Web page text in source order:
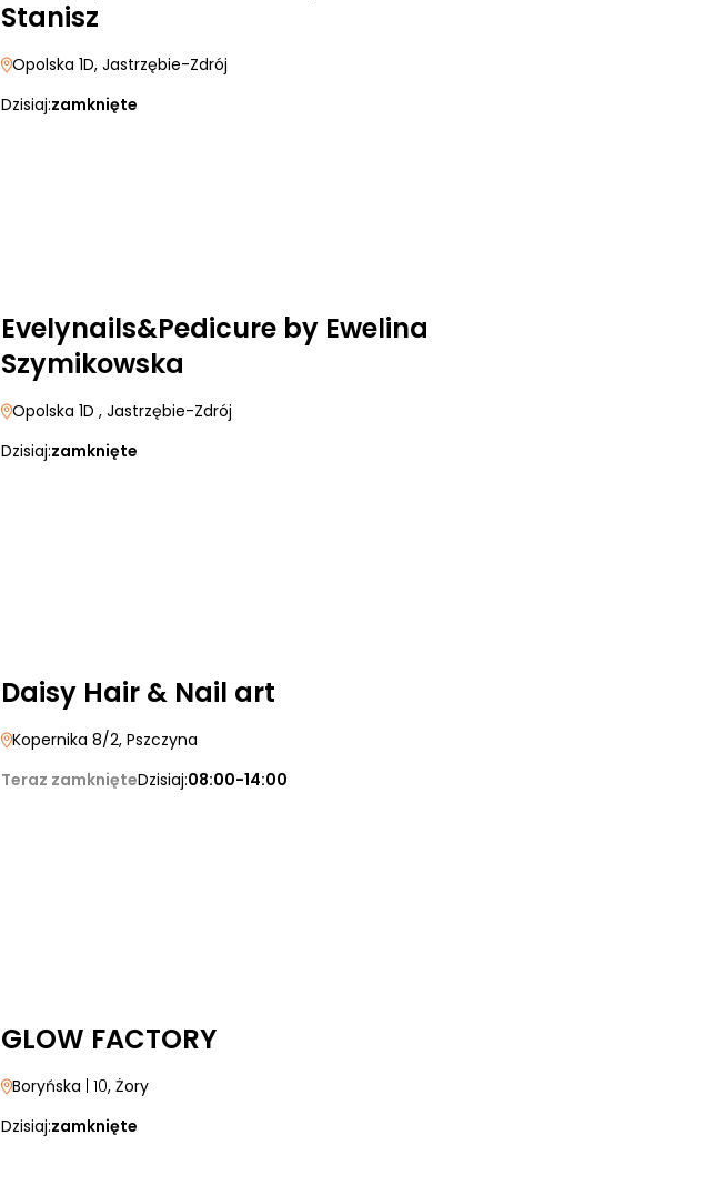
Stanisz
Opolska 1D, Jastrzębie-Zdrój
Dzisiaj:zamknięte
Evelynails&Pedicure by Ewelina
Szymikowska
Opolska 1D , Jastrzębie-Zdrój
Dzisiaj:zamknięte
Daisy Hair & Nail art
Kopernika 8/2, Pszczyna
Teraz zamknięteDzisiaj:08:00-14:00
GLOW FACTORY
Boryńska | 10, Żory
Dzisiaj:zamknięte